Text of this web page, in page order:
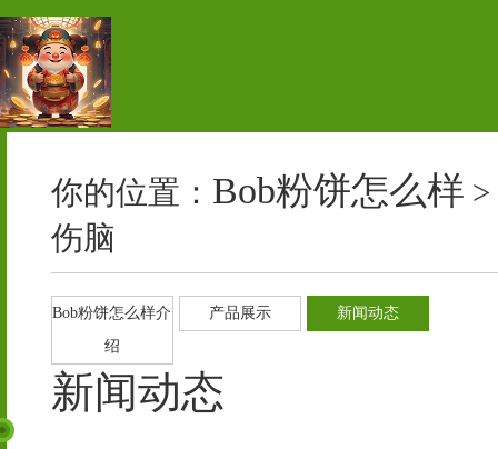
你的位置： Bob粉饼怎么样 >
伤脑
Bob粉饼怎么样介
绍
产品展示 新闻动态
新闻动态